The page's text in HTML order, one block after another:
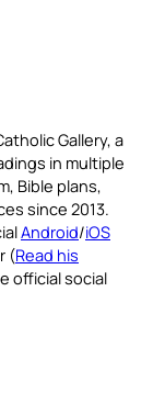
Gallery, a
in multiple
Bible plans,
since 2013.
Android/iOS
(Read his
official social